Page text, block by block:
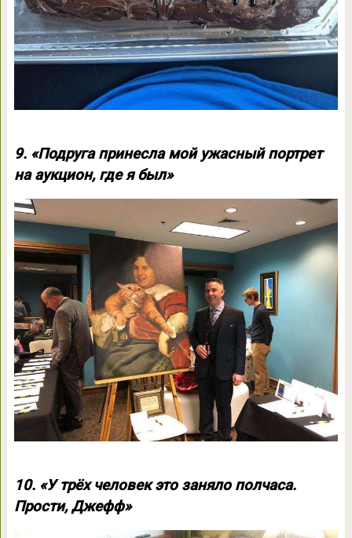
9. «Подруга принесла мой ужасный портрет
на аукцион, где я был»
10. «У трёх человек это заняло полчаса.
Прости, Джефф»